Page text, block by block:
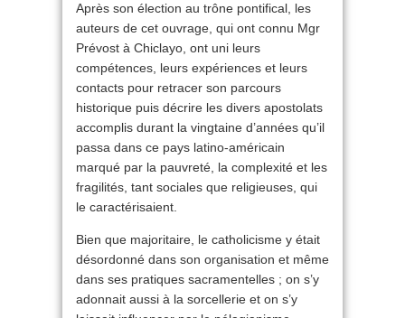
Après son élection au trône pontifical, les
auteurs de cet ouvrage, qui ont connu Mgr
Prévost à Chiclayo, ont uni leurs
compétences, leurs expériences et leurs
contacts pour retracer son parcours
historique puis décrire les divers apostolats
accomplis durant la vingtaine d’années qu’il
passa dans ce pays latino-américain
marqué par la pauvreté, la complexité et les
fragilités, tant sociales que religieuses, qui
le caractérisaient.
Bien que majoritaire, le catholicisme y était
désordonné dans son organisation et même
dans ses pratiques sacramentelles ; on s’y
adonnait aussi à la sorcellerie et on s’y